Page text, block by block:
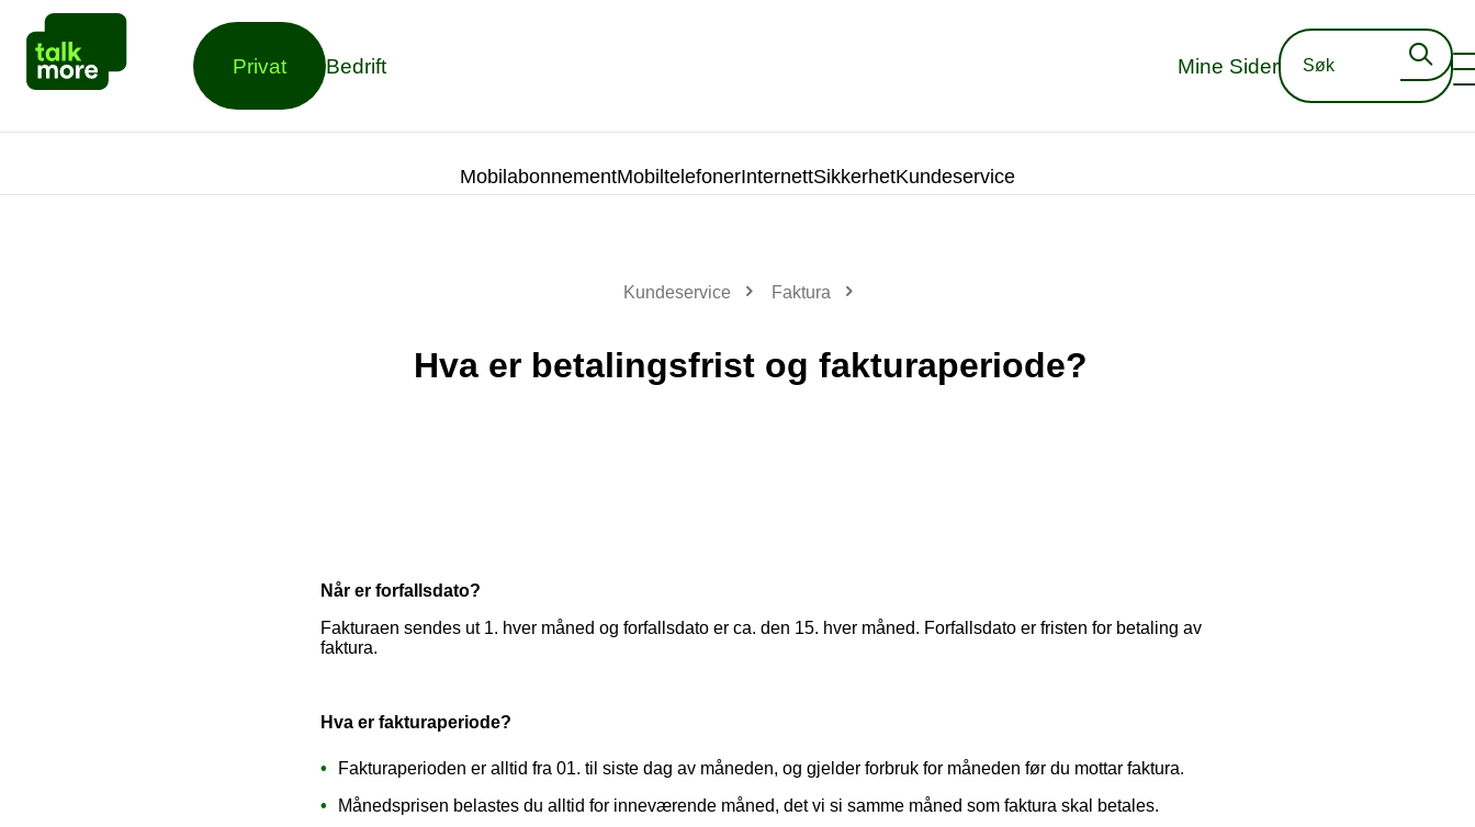
Privat Bedrift Mine Sider
MobilabonnementMobiltelefonerInternettSikkerhetKundeservice
Kundeservice Faktura
Hva er betalingsfrist og fakturaperiode?
Når er forfallsdato?
Fakturaen sendes ut 1. hver måned og forfallsdato er ca. den 15. hver måned. Forfallsdato er fristen for betaling av
faktura.
Hva er fakturaperiode?
Fakturaperioden er alltid fra 01. til siste dag av måneden, og gjelder forbruk for måneden før du mottar faktura.
Månedsprisen belastes du alltid for inneværende måned, det vi si samme måned som faktura skal betales.